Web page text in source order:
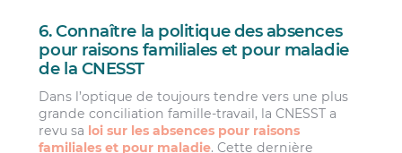
6. Connaître la politique des absences
pour raisons familiales et pour maladie
de la CNESST
Dans l’optique de toujours tendre vers une plus
grande conciliation famille-travail, la CNESST a
revu sa loi sur les absences pour raisons
familiales et pour maladie. Cette dernière